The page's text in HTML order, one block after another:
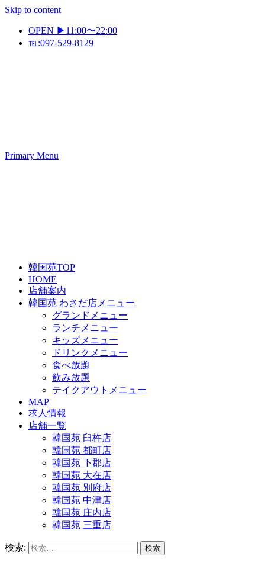
Skip to content
OPEN ▶11:00〜22:00
℡:097-529-8129
Primary Menu
韓国苑TOP
HOME
店舗案内
韓国苑 わさだ店メニュー
グランドメニュー
ランチメニュー
キッズメニュー
ドリンクメニュー
食べ放題
飲み放題
テイクアウトメニュー
MAP
求人情報
店舗一覧
韓国苑 臼杵店
韓国苑 都町店
韓国苑 下郡店
韓国苑 大在店
韓国苑 別府店
韓国苑 中津店
韓国苑 庄内店
韓国苑 三重店
検索: